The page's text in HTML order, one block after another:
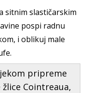
sitnim slastičarskim
pospi radnu
i oblikuj male
pripreme
Cointreaua,